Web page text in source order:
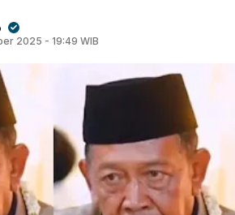
2025 - 19:49 WIB